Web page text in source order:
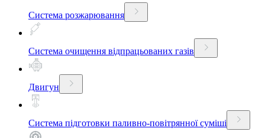
Система розжарювання
Система очищення відпрацьованих газів
Двигун
Система підготовки паливно-повітрянної суміші